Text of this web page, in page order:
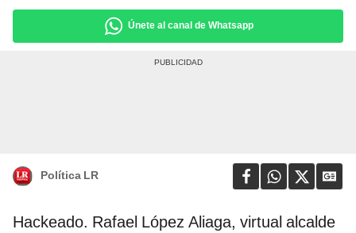
Únete al canal de Whatsapp
Política LR
Hackeado. Rafael López Aliaga, virtual alcalde